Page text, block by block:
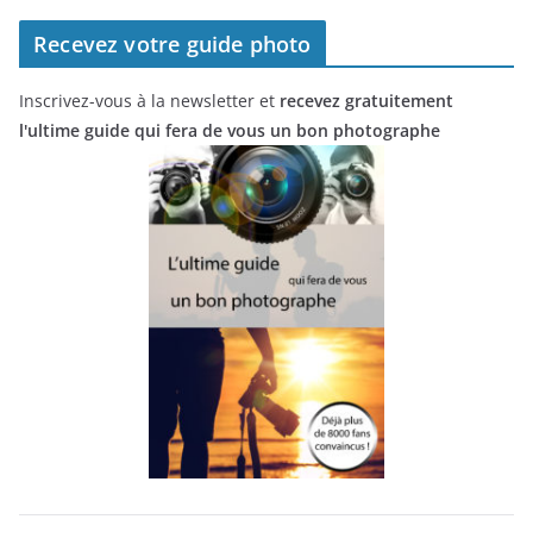
Recevez votre guide photo
Inscrivez-vous à la newsletter et recevez gratuitement
l'ultime guide qui fera de vous un bon photographe